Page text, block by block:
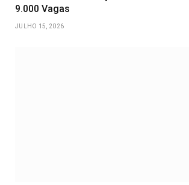
9.000 Vagas
JULHO 15, 2026